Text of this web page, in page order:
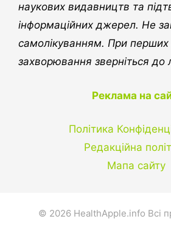
наукових видавництв та
інформаційних джерел. Не
самолікуванням. При перших
захворювання зверніться до
Реклама на
Політика
Редакційна
Мапа сайту
© 2026 HealthApple.info Всі